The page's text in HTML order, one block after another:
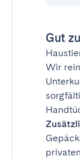
Gut
Wir